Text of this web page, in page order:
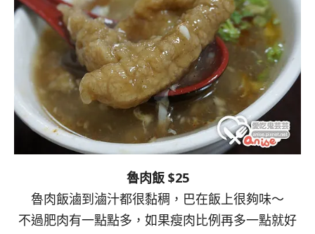
魯肉飯 $25
魯肉飯滷到滷汁都很黏稠，巴在飯上很夠味～
不過肥肉有一點點多，如果瘦肉比例再多一點就好